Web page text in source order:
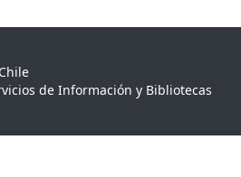
de Información y Bibliotecas